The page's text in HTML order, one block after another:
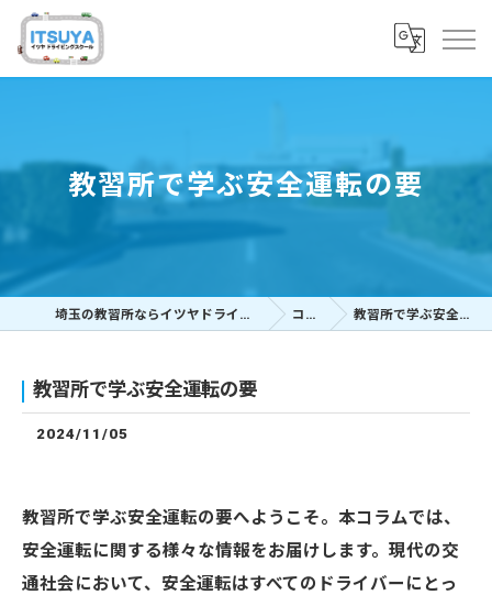
教習所で学ぶ安全運転の要
埼玉の教習所ならイツヤドライビングスクール コラム 教習所で学ぶ安全運転の要
教習所で学ぶ安全運転の要
2024/11/05
教習所で学ぶ安全運転の要へようこそ。本コラムでは、
安全運転に関する様々な情報をお届けします。現代の交
通社会において、安全運転はすべてのドライバーにとっ